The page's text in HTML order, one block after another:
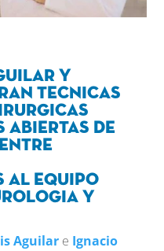
y
tecnicas
abiertas de
al equipo
y
Aguilar e Ignacio